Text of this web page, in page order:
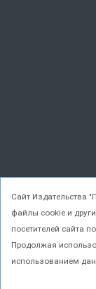
Cайт Издательства
файлы cookie и
посетителей сайта
Продолжая
использованием